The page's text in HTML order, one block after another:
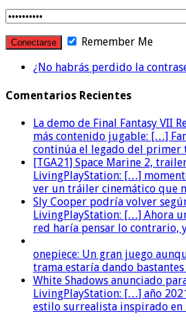
Remember Me
¿No habrás perdido la
Comentarios Recientes
La demo de Final Fantasy VII
más contenido jugable: […]
continúa el legado del
[TGA21] Space Marine 2,
LivingPlayStation: […]
ver un tráiler cinemático que
Sly Cooper podría volver
LivingPlayStation: […] Ahora
red haría pensar lo contrario, y
onepiece: Un gran juego
trama estaría dando bastantes
White Shadows anunciado
LivingPlayStation: […] año
estilo surrealista inspirado en